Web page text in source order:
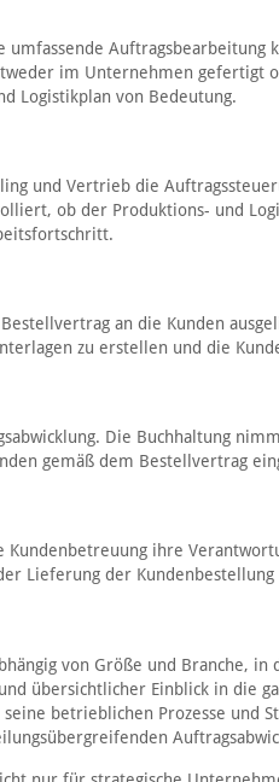
umfassende Auftragsbearbeitung
im Unternehmen gefertigt
Logistikplan von Bedeutung.
und Vertrieb die
ob der Produktions- und
an die Kunden
zu erstellen und die
Die Buchhaltung
gemäß dem Bestellvertrag
ihre
Lieferung der Kundenbestellung
von Größe und Branche, in
übersichtlicher Einblick in die
betrieblichen Prozesse und